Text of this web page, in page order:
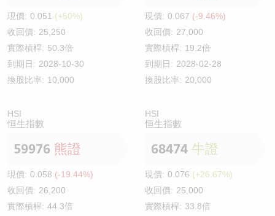
現價: 0.051 (+50%)
收回價: 25,250
實際槓桿: 50.3倍
到期日: 2028-10-30
換股比率: 10,000
現價: 0.067 (-9.46%)
收回價: 27,000
實際槓桿: 19.2倍
到期日: 2028-02-28
換股比率: 20,000
HSI
恒生指數
59976 熊證
現價: 0.058 (-19.44%)
收回價: 26,200
實際槓桿: 44.3倍
HSI
恒生指數
68474 牛證
現價: 0.076 (+26.67%)
收回價: 25,000
實際槓桿: 33.8倍